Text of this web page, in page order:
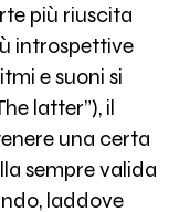
più riuscita
introspettive
e suoni si
latter”), il
una certa
sempre valida
laddove